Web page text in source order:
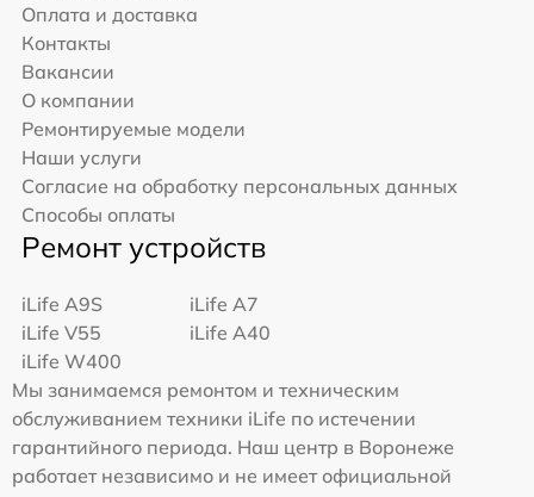
Оплата и доставка
Контакты
Вакансии
О компании
Ремонтируемые модели
Наши услуги
Согласие на обработку персональных данных
Способы оплаты
Ремонт устройств
iLife A9S
iLife A7
iLife V55
iLife A40
iLife W400
Мы занимаемся ремонтом и техническим
обслуживанием техники iLife по истечении
гарантийного периода. Наш центр в Воронеже
работает независимо и не имеет официальной